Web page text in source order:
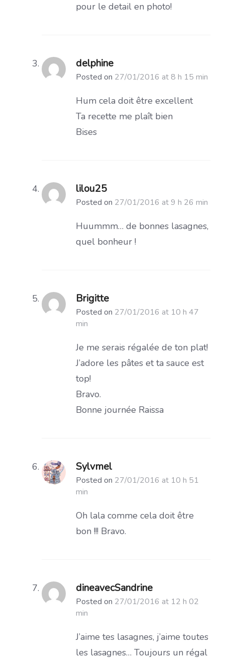
pour le detail en photo!
delphine
Posted on 27/01/2016 at 8 h 15 min
Hum cela doit être excellent
Ta recette me plaît bien
Bises
lilou25
Posted on 27/01/2016 at 9 h 26 min
Huummm… de bonnes lasagnes,
quel bonheur !
Brigitte
Posted on 27/01/2016 at 10 h 47
min
Je me serais régalée de ton plat!
J’adore les pâtes et ta sauce est
top!
Bravo.
Bonne journée Raissa
Sylvmel
Posted on 27/01/2016 at 10 h 51
min
Oh lala comme cela doit être
bon !!! Bravo.
dineavecSandrine
Posted on 27/01/2016 at 12 h 02
min
J’aime tes lasagnes, j’aime toutes
les lasagnes… Toujours un régal